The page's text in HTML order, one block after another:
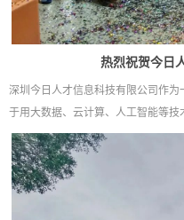
热烈祝贺今日
深圳今日人才信息科技有限公司作
于用大数据、云计算、人工智能等技